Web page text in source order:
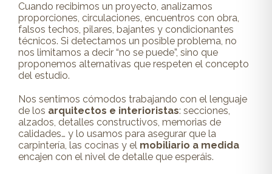
Cuando recibimos un proyecto, analizamos
proporciones, circulaciones, encuentros con obra,
falsos techos, pilares, bajantes y condicionantes
técnicos. Si detectamos un posible problema, no
nos limitamos a decir “no se puede”, sino que
proponemos alternativas que respeten el concepto
del estudio.
Nos sentimos cómodos trabajando con el lenguaje
de los arquitectos e interioristas: secciones,
alzados, detalles constructivos, memorias de
calidades… y lo usamos para asegurar que la
carpintería, las cocinas y el mobiliario a medida
encajen con el nivel de detalle que esperáis.